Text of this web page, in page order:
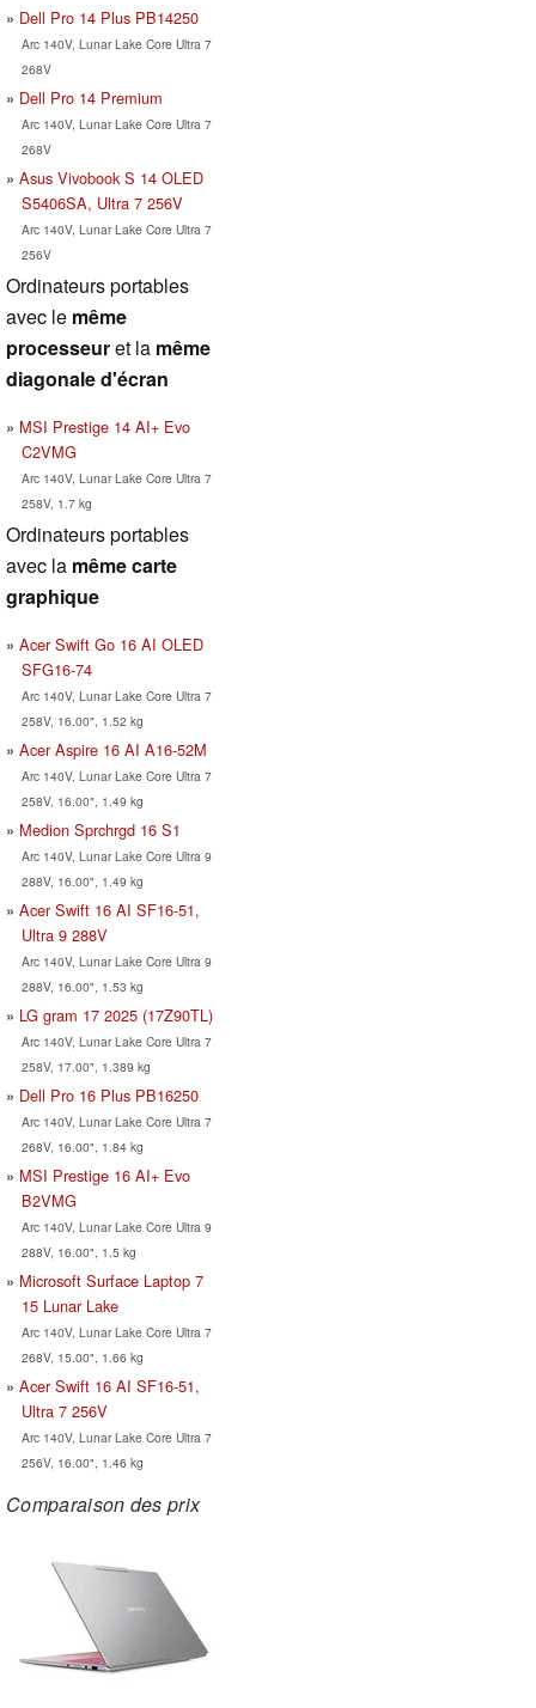
Dell Pro 14 Plus PB14250
Arc 140V, Lunar Lake Core Ultra 7
268V
Dell Pro 14 Premium
Arc 140V, Lunar Lake Core Ultra 7
268V
Asus Vivobook S 14 OLED
S5406SA, Ultra 7 256V
Arc 140V, Lunar Lake Core Ultra 7
256V
Ordinateurs portables
avec le même
processeuret la même
diagonale d'écran
MSI Prestige 14 AI+ Evo
C2VMG
Arc 140V, Lunar Lake Core Ultra 7
258V, 1.7 kg
Ordinateurs portables
avec la même carte
graphique
Acer Swift Go 16 AI OLED
SFG16-74
Arc 140V, Lunar Lake Core Ultra 7
258V, 16.00", 1.52 kg
Acer Aspire 16 AI A16-52M
Arc 140V, Lunar Lake Core Ultra 7
258V, 16.00", 1.49 kg
Medion Sprchrgd 16 S1
Arc 140V, Lunar Lake Core Ultra 9
288V, 16.00", 1.49 kg
Acer Swift 16 AI SF16-51,
Ultra 9 288V
Arc 140V, Lunar Lake Core Ultra 9
288V, 16.00", 1.53 kg
LG gram 17 2025 (17Z90TL)
Arc 140V, Lunar Lake Core Ultra 7
258V, 17.00", 1.389 kg
Dell Pro 16 Plus PB16250
Arc 140V, Lunar Lake Core Ultra 7
268V, 16.00", 1.84 kg
MSI Prestige 16 AI+ Evo
B2VMG
Arc 140V, Lunar Lake Core Ultra 9
288V, 16.00", 1.5 kg
Microsoft Surface Laptop 7
15 Lunar Lake
Arc 140V, Lunar Lake Core Ultra 7
268V, 15.00", 1.66 kg
Acer Swift 16 AI SF16-51,
Ultra 7 256V
Arc 140V, Lunar Lake Core Ultra 7
256V, 16.00", 1.46 kg
Comparaison des prix